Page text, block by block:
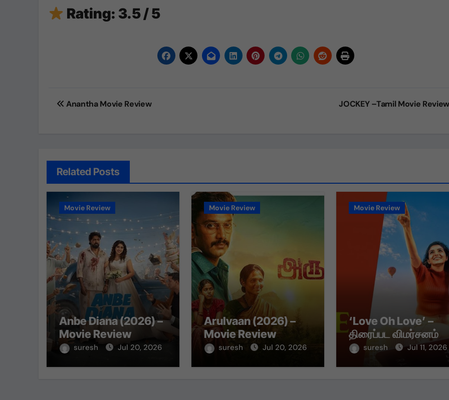
Rating: 3.5 / 5
Post
Anantha Movie Review JOCKEY –Tamil Movie
Related Posts
Movie Review
Anbe Diana (2026) –
Movie Review
suresh Jul 20, 2026
Movie Review
Arulvaan (2026) –
Movie Review
suresh Jul 20, 2026
Movie Review
‘Love Oh Love’ –
திரைப்பட விமர்சனம்
suresh Jul 11, 2026